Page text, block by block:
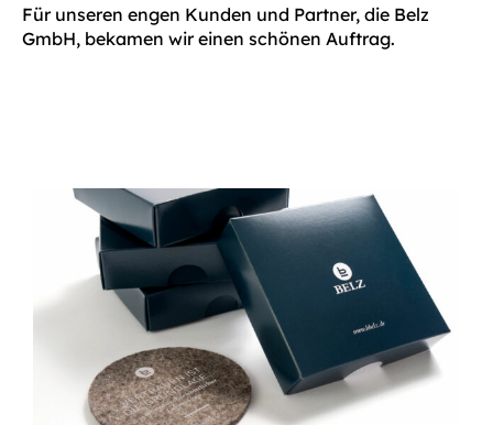
Für unseren engen Kunden und Partner, die Belz
GmbH, bekamen wir einen schönen Auftrag.